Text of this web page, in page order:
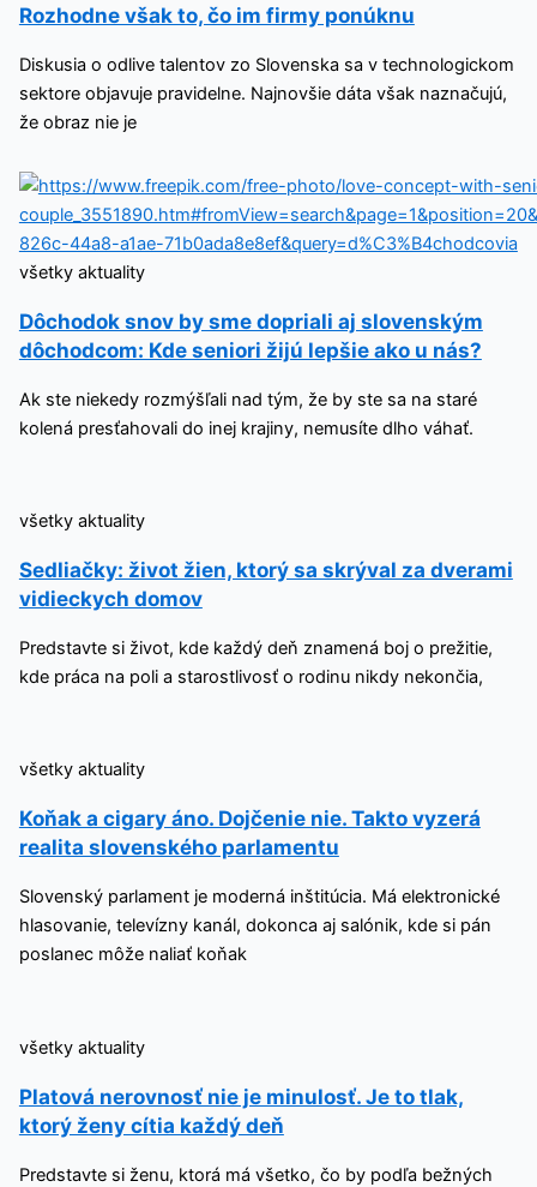
Rozhodne však to, čo im firmy ponúknu
Diskusia o odlive talentov zo Slovenska sa v technologickom
sektore objavuje pravidelne. Najnovšie dáta však naznačujú,
že obraz nie je
všetky aktuality
Dôchodok snov by sme dopriali aj slovenským
dôchodcom: Kde seniori žijú lepšie ako u nás?
Ak ste niekedy rozmýšľali nad tým, že by ste sa na staré
kolená presťahovali do inej krajiny, nemusíte dlho váhať.
všetky aktuality
Sedliačky: život žien, ktorý sa skrýval za dverami
vidieckych domov
Predstavte si život, kde každý deň znamená boj o prežitie,
kde práca na poli a starostlivosť o rodinu nikdy nekončia,
všetky aktuality
Koňak a cigary áno. Dojčenie nie. Takto vyzerá
realita slovenského parlamentu
Slovenský parlament je moderná inštitúcia. Má elektronické
hlasovanie, televízny kanál, dokonca aj salónik, kde si pán
poslanec môže naliať koňak
všetky aktuality
Platová nerovnosť nie je minulosť. Je to tlak,
ktorý ženy cítia každý deň
Predstavte si ženu, ktorá má všetko, čo by podľa bežných